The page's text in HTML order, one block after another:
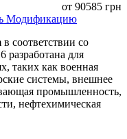
от 90585 грн
Модификацию
соответствии со
для
таких как военная
системы, внешнее
промышленность,
нефтехимическая